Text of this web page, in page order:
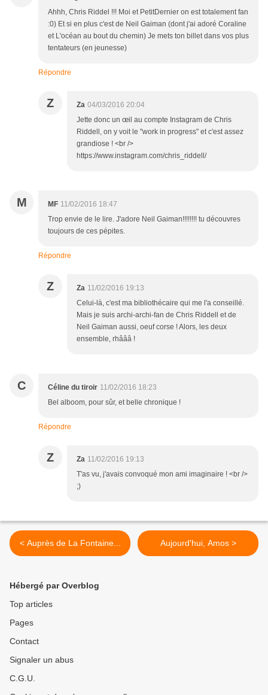
Ahhh, Chris Riddel !!! Moi et PetitDernier on est totalement fan
:0) Et si en plus c'est de Neil Gaiman (dont j'ai adoré Coraline
et L'océan au bout du chemin) Je mets ton billet dans vos plus
tentateurs (en jeunesse)
Répondre
Z Za 04/03/2016 20:04
Jette donc un œil au compte Instagram de Chris
Riddell, on y voit le "work in progress" et c'est assez
grandiose ! <br />
https://www.instagram.com/chris_riddell/
M MF 11/02/2016 18:47
Trop envie de le lire. J'adore Neil Gaiman!!!!!!!! tu découvres
toujours de ces pépites.
Répondre
Z Za 11/02/2016 19:13
Celui-là, c'est ma bibliothécaire qui me l'a conseillé.
Mais je suis archi-archi-fan de Chris Riddell et de
Neil Gaiman aussi, oeuf corse ! Alors, les deux
ensemble, rhâââ !
C Céline du tiroir 11/02/2016 18:23
Bel alboom, pour sûr, et belle chronique !
Répondre
Z Za 11/02/2016 19:13
T'as vu, j'avais convoqué mon ami imaginaire ! <br />
;)
< Auprès de La Fontaine... Aujourd'hui, Amos >
Hébergé par Overblog
Top articles
Pages
Contact
Signaler un abus
C.G.U.